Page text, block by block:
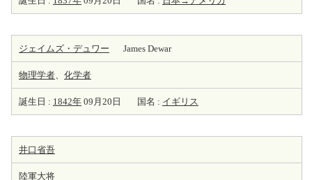
ジェイムズ・デュワー James Dewar
物理学者、 化学者
誕生日 : 1842年 09月20日 国名 : イギリス
井口省吾
陸軍大将